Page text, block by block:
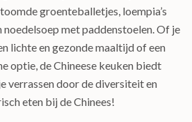
groenteballetjes, loempia’s
met paddenstoelen. Of je
lichte en gezonde maaltijd of een
optie, de Chineese keuken biedt
verrassen door de diversiteit en
eten bij de Chinees!